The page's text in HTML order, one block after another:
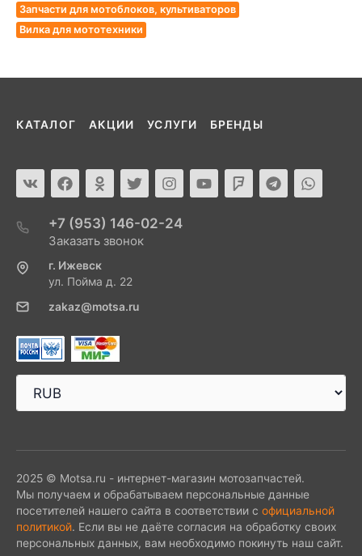
Запчасти для мотоблоков, культиваторов
Вилка для мототехники
КАТАЛОГ АКЦИИ УСЛУГИ БРЕНДЫ
+7 (953) 146-02-24
Заказать звонок
г. Ижевск
ул. Пойма д. 22
zakaz@motsa.ru
2025 © Motsa.ru - интернет-магазин мотозапчастей.
Мы получаем и обрабатываем персональные данные
посетителей нашего сайта в соответствии с официальной
политикой. Если вы не даёте согласия на обработку своих
персональных данных, вам необходимо покинуть наш сайт.